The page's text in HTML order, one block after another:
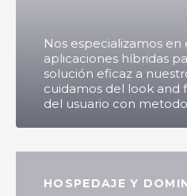
Nos especializamos en
aplicaciones híbridas
solución eficaz a
cuidamos del look and
del usuario con
HOSPEDAJE Y